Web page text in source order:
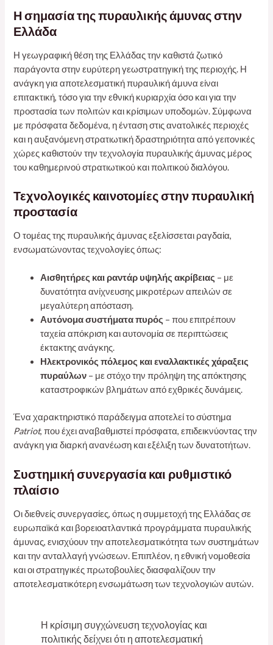
Η σημασία της πυραυλικής άμυνας στην
Ελλάδα
Η γεωγραφική θέση της Ελλάδας την καθιστά ζωτικό
παράγοντα στην ευρύτερη γεωστρατηγική της περιοχής. Η
ανάγκη για αποτελεσματική πυραυλική άμυνα είναι
επιτακτική, τόσο για την εθνική κυριαρχία όσο και για την
προστασία των πολιτών και κρίσιμων υποδομών. Σύμφωνα
με πρόσφατα δεδομένα, η ένταση στις ανατολικές περιοχές
και η αυξανόμενη στρατιωτική δραστηριότητα από γειτονικές
χώρες καθιστούν την τεχνολογία πυραυλικής άμυνας μέρος
του καθημερινού στρατιωτικού και πολιτικού διαλόγου.
Τεχνολογικές καινοτομίες στην πυραυλική
προστασία
Ο τομέας της πυραυλικής άμυνας εξελίσσεται ραγδαία,
ενσωματώνοντας τεχνολογίες όπως:
Αισθητήρες και ραντάρ υψηλής ακρίβειας – με
δυνατότητα ανίχνευσης μικροτέρων απειλών σε
μεγαλύτερη απόσταση.
Αυτόνομα συστήματα πυρός – που επιτρέπουν
ταχεία απόκριση και αυτονομία σε περιπτώσεις
έκτακτης ανάγκης.
Ηλεκτρονικός πόλεμος και εναλλακτικές χάραξεις
πυραύλων – με στόχο την πρόληψη της απόκτησης
καταστροφικών βλημάτων από εχθρικές δυνάμεις.
Ένα χαρακτηριστικό παράδειγμα αποτελεί το σύστημα
Patriot, που έχει αναβαθμιστεί πρόσφατα, επιδεικνύοντας την
ανάγκη για διαρκή ανανέωση και εξέλιξη των δυνατοτήτων.
Συστημική συνεργασία και ρυθμιστικό
πλαίσιο
Οι διεθνείς συνεργασίες, όπως η συμμετοχή της Ελλάδας σε
ευρωπαϊκά και βορειοατλαντικά προγράμματα πυραυλικής
άμυνας, ενισχύουν την αποτελεσματικότητα των συστημάτων
και την ανταλλαγή γνώσεων. Επιπλέον, η εθνική νομοθεσία
και οι στρατηγικές πρωτοβουλίες διασφαλίζουν την
αποτελεσματικότερη ενσωμάτωση των τεχνολογιών αυτών.
Η κρίσιμη συγχώνευση τεχνολογίας και
πολιτικής δείχνει ότι η αποτελεσματική